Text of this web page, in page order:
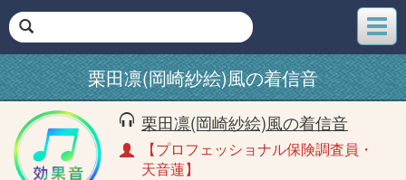
メ
ニ
ュ
ー
栗田凛(岡崎紗絵)風の着信音
栗田凛(岡崎紗絵)風の着信音
【プロフェッショナル保険調査員・
天音蓮】